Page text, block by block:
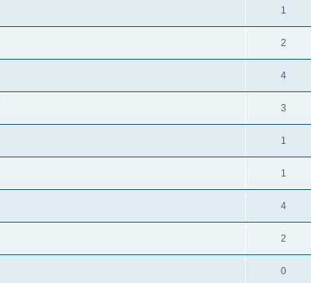
1
2
4
3
1
1
4
2
0